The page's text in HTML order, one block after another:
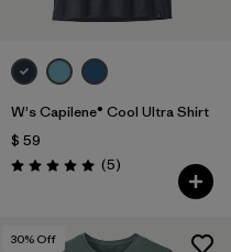
W's Capilene® Cool Ultra Shirt
$ 59
Valoración: 5.0 / 5
(5Comentarios
)
30% Off